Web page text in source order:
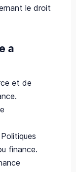
le droit
a
et de
finance.